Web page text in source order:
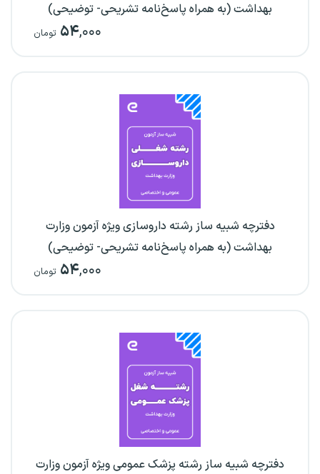
بهداشت (به همراه پاسخ‌نامه تشریحی- توضیحی)
۵۴,۰۰۰ تومان
دفترچه شبیه ساز رشته داروسازی ویژه آزمون وزارت
بهداشت (به همراه پاسخ‌نامه تشریحی- توضیحی)
۵۴,۰۰۰ تومان
دفترچه شبیه ساز رشته پزشک عمومی ویژه آزمون وزارت